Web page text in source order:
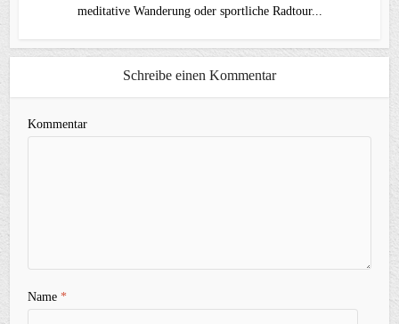
meditative Wanderung oder sportliche Radtour...
Schreibe einen Kommentar
Kommentar
Name*